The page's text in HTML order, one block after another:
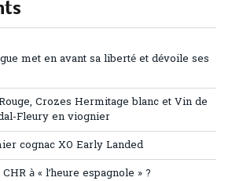
met en avant sa liberté et dévoile ses
Crozes Hermitage blanc et Vin de
Fleury en viognier
cognac XO Early Landed
à « l’heure espagnole » ?